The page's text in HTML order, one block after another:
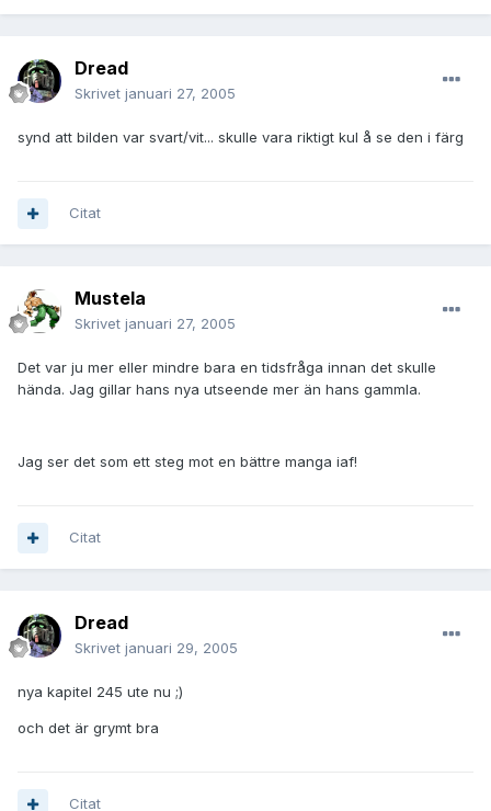
Dread
Skrivet januari 27, 2005
synd att bilden var svart/vit... skulle vara riktigt kul å se den i färg
Citat
Mustela
Skrivet januari 27, 2005
Det var ju mer eller mindre bara en tidsfråga innan det skulle
hända. Jag gillar hans nya utseende mer än hans gammla.
Jag ser det som ett steg mot en bättre manga iaf!
Citat
Dread
Skrivet januari 29, 2005
nya kapitel 245 ute nu ;)
och det är grymt bra
Citat